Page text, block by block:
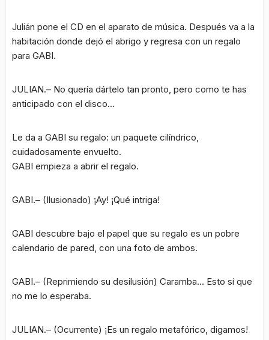
Julián pone el CD en el aparato de música. Después va a la
habitación donde dejó el abrigo y regresa con un regalo
para GABI.
JULIAN.– No quería dártelo tan pronto, pero como te has
anticipado con el disco…
Le da a GABI su regalo: un paquete cilíndrico,
cuidadosamente envuelto.
GABI empieza a abrir el regalo.
GABI.– (Ilusionado) ¡Ay! ¡Qué intriga!
GABI descubre bajo el papel que su regalo es un pobre
calendario de pared, con una foto de ambos.
GABI.– (Reprimiendo su desilusión) Caramba… Esto sí que
no me lo esperaba.
JULIAN.– (Ocurrente) ¡Es un regalo metafórico, digamos!